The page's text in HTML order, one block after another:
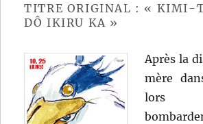
TITRE ORIGINAL : « KIMI-
DÔ IKIRU KA »
Après la
mère
lors